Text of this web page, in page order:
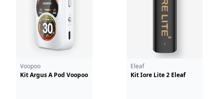
Voopoo
Kit Argus A Pod Voopoo
Eleaf
Kit Iore Lite 2 Eleaf